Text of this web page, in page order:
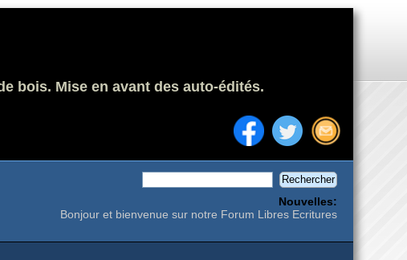
bois. Mise en avant des auto-édités.
Nouvelles:
Bonjour et bienvenue sur notre Forum Libres Ecritures